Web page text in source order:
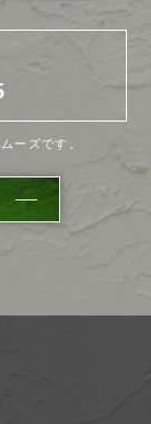
ーズです。